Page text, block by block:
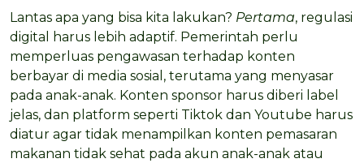
Lantas apa yang bisa kita lakukan? Pertama, regulasi
digital harus lebih adaptif. Pemerintah perlu
memperluas pengawasan terhadap konten
berbayar di media sosial, terutama yang menyasar
pada anak-anak. Konten sponsor harus diberi label
jelas, dan platform seperti Tiktok dan Youtube harus
diatur agar tidak menampilkan konten pemasaran
makanan tidak sehat pada akun anak-anak atau